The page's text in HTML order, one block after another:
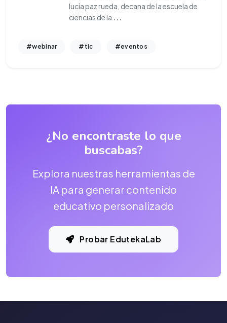
lucía paz rueda, decana de la escuela de
ciencias de la ...
#webinar #tic #eventos
¿No encontraste lo que
buscabas?
Explora nuestras herramientas de
IA para generar contenido
educativo personalizado
Probar EdutekaLab